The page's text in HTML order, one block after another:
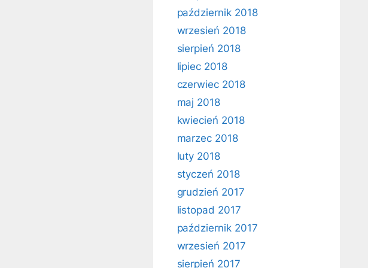
październik 2018
wrzesień 2018
sierpień 2018
lipiec 2018
czerwiec 2018
maj 2018
kwiecień 2018
marzec 2018
luty 2018
styczeń 2018
grudzień 2017
listopad 2017
październik 2017
wrzesień 2017
sierpień 2017